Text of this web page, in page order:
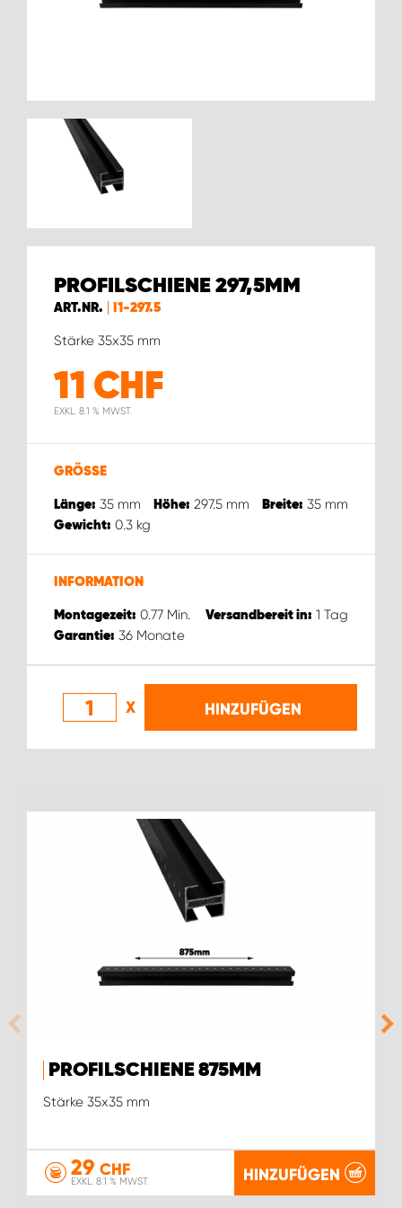
PROFILSCHIENE 297,5MM
ART.NR. I1-297.5
Stärke 35x35 mm
11 CHF
EXKL. 8.1 % MWST.
GRÖSSE
Länge: 35 mm Höhe: 297.5 mm Breite: 35 mm
Gewicht: 0.3 kg
INFORMATION
Montagezeit: 0.77 Min. Versandbereit in: 1 Tag
Garantie: 36 Monate
X HINZUFÜGEN
PROFILSCHIENE 875MM
Stärke 35x35 mm
29 CHF
EXKL. 8.1 % MWST. HINZUFÜGEN